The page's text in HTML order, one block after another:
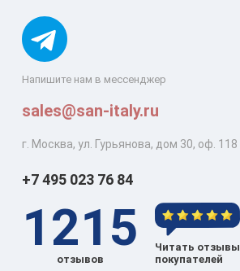
Напишите нам в мессенджер
sales@san-italy.ru
г. Москва, ул. Гурьянова, дом 30, оф. 118
+7 495 023 76 84
1215
отзывов
Читать отзывы
покупателей